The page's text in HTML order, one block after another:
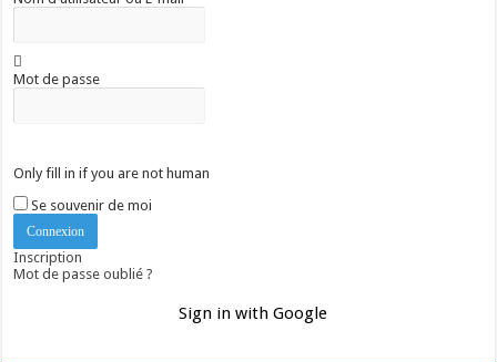
Mot de passe
Only fill in if you are not human
Se souvenir de moi
Inscription
Mot de passe oublié ?
Sign in with Google